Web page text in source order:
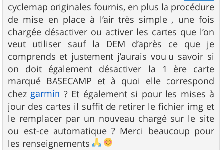
cyclemap originales fournis, en plus la procédure
de mise en place à l’air très simple , une fois
chargée désactiver ou activer les cartes que l’on
veut utiliser sauf la DEM d’après ce que je
comprends et justement j’aurais voulu savoir si
on doit également désactiver la 1 ère carte
marqué BASECAMP et à quoi elle correspond
chezgarmin ? Et également si pour les mises à
jour des cartes il suffit de retirer le fichier img et
le remplacer par un nouveau chargé sur le site
ou est-ce automatique ? Merci beaucoup pour
les renseignements